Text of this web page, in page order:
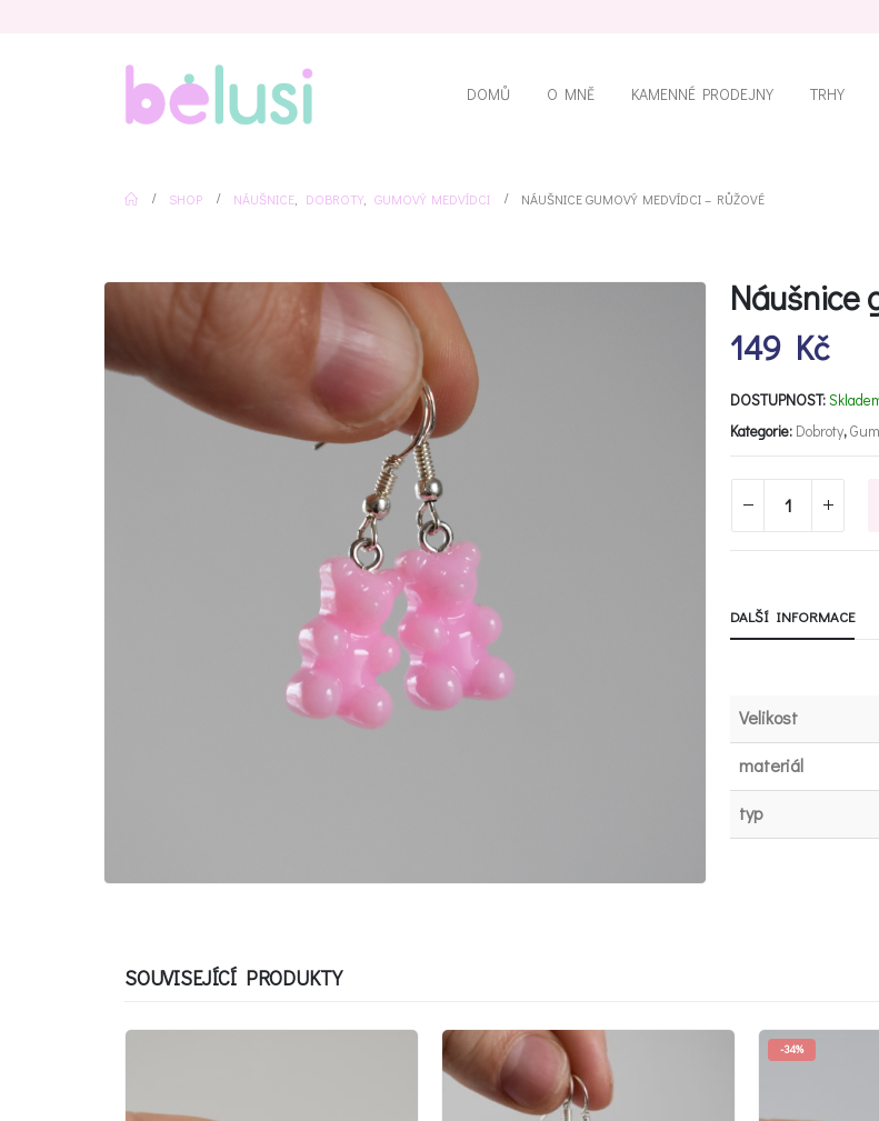
DOMŮ O MNĚ KAMENNÉ PRODEJNY TRHY
SHOP NÁUŠNICE DOBROTY GUMOVÝ MEDVÍDCI NÁUŠNICE GUMOVÝ MEDVÍDCI – RŮŽOVÉ
Náušnice
149 Kč
DOSTUPNOST:
Kategorie: Dobroty,
DALŠÍ INFORMACE
Velikost
materiál
typ
SOUVISEJÍCÍ PRODUKTY
-34%